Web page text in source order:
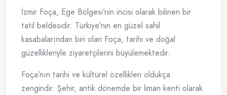
İzmir Foça, Ege Bölgesi’nin incisi olarak bilinen bir
tatil beldesidir. Türkiye’nin en güzel sahil
kasabalarından biri olan Foça, tarihi ve doğal
güzellikleriyle ziyaretçilerini büyülemektedir.
Foça’nın tarihi ve kültürel özellikleri oldukça
zengindir. Şehir, antik dönemde bir liman kenti olarak